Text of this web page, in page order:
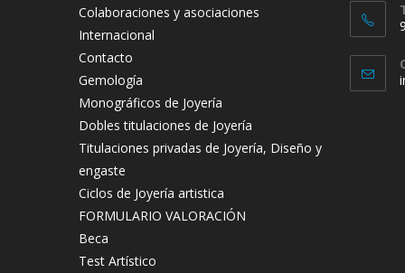
Colaboraciones y asociaciones
Internacional
Contacto
Gemología
Monográficos de Joyería
Dobles titulaciones de Joyería
Titulaciones privadas de Joyería, Diseño y
engaste
Ciclos de Joyería artistica
FORMULARIO VALORACIÓN
Beca
Test Artístico